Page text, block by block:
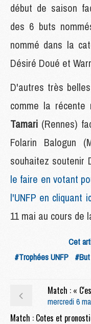
début de saison
des 6 buts
nommé dans la
Désiré Doué et
D'autres très
comme la
Tamari (Rennes)
Folarin Balogun
souhaitez soutenir
le faire en votant
l'UNFP en cliquant
11 mai au cours de
Cet
#Trophées UNFP #But
mercredi 6